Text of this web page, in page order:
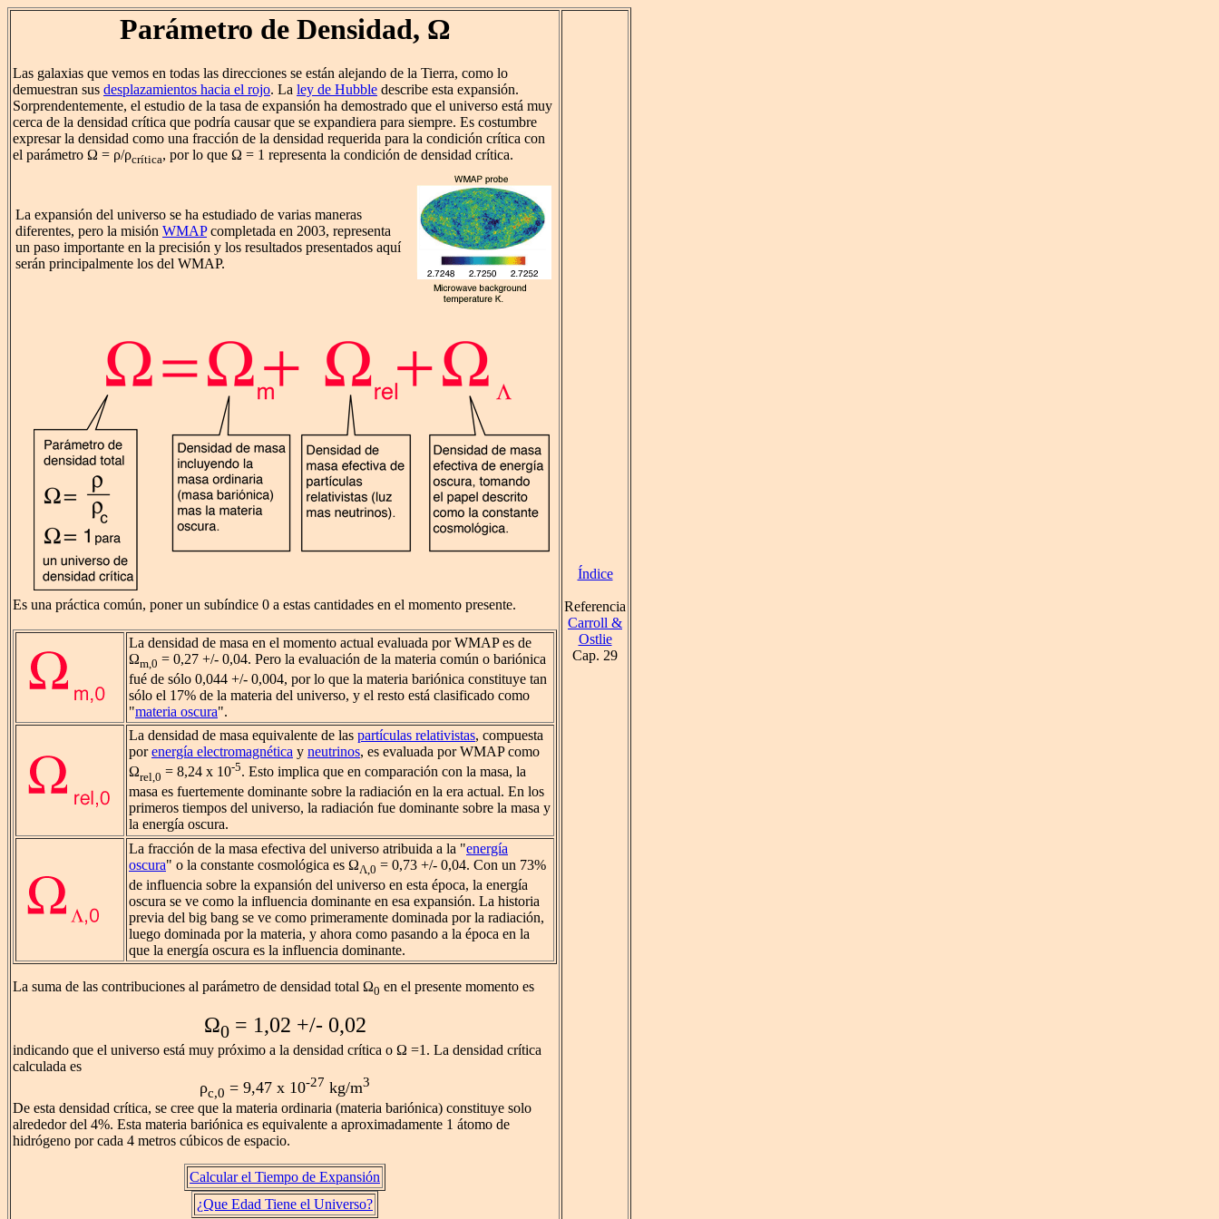
Parámetro de Densidad, Ω
Las galaxias que vemos en todas las direcciones se están alejando de la Tierra, como lo
demuestran sus desplazamientos hacia el rojo. La ley de Hubble describe esta expansión.
Sorprendentemente, el estudio de la tasa de expansión ha demostrado que el universo está muy
cerca de la densidad crítica que podría causar que se expandiera para siempre. Es costumbre
expresar la densidad como una fracción de la densidad requerida para la condición crítica con
el parámetro Ω = ρ/ρcrítica, por lo que Ω = 1 representa la condición de densidad crítica.
La expansión del universo se ha estudiado de varias maneras
diferentes, pero la misión WMAPcompletada en 2003, representa
un paso importante en la precisión y los resultados presentados aquí
serán principalmente los del WMAP.
Es una práctica común, poner un subíndice 0 a estas cantidades en el momento presente.
La densidad de masa en el momento actual evaluada por WMAP es de
Ωm,0 = 0,27 +/- 0,04. Pero la evaluación de la materia común o bariónica
fué de sólo 0,044 +/- 0,004, por lo que la materia bariónica constituye tan
sólo el 17% de la materia del universo, y el resto está clasificado como
"materia oscura".
La densidad de masa equivalente de las partículas relativistas, compuesta
porenergía electromagnética y neutrinos, es evaluada por WMAP como
Ωrel,0 = 8,24 x 10-5. Esto implica que en comparación con la masa, la
masa es fuertemente dominante sobre la radiación en la era actual. En los
primeros tiempos del universo, la radiación fue dominante sobre la masa y
la energía oscura.
La fracción de la masa efectiva del universo atribuida a la "energía
oscura" o la constante cosmológica es ΩΛ,0 = 0,73 +/- 0,04. Con un 73%
de influencia sobre la expansión del universo en esta época, la energía
oscura se ve como la influencia dominante en esa expansión. La historia
previa del big bang se ve como primeramente dominada por la radiación,
luego dominada por la materia, y ahora como pasando a la época en la
que la energía oscura es la influencia dominante.
La suma de las contribuciones al parámetro de densidad total Ω0 en el presente momento es
Ω0= 1,02 +/- 0,02
indicando que el universo está muy próximo a la densidad crítica o Ω =1. La densidad crítica
calculada es
ρc,0 = 9,47 x 10-27 kg/m3
De esta densidad crítica, se cree que la materia ordinaria (materia bariónica) constituye solo
alrededor del 4%. Esta materia bariónica es equivalente a aproximadamente 1 átomo de
hidrógeno por cada 4 metros cúbicos de espacio.
Calcular el Tiempo de Expansión
¿Que Edad Tiene el Universo?
Índice
Referencia
Carroll &
Ostlie
Cap. 29